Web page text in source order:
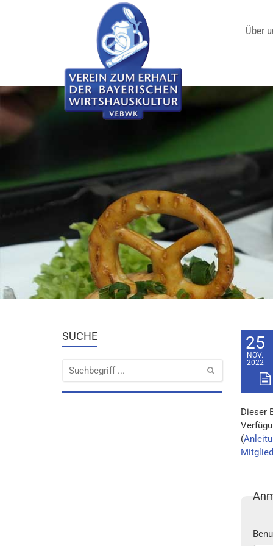
Über
SUCHE 25
NOV.
2022
Dieser
(